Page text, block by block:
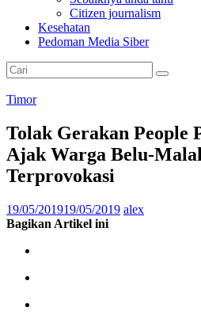
Citizen journalism
Kesehatan
Pedoman Media Siber
Timor
Tolak Gerakan People
Ajak Warga Belu-
Terprovokasi
19/05/201919/05/2019 alex
Bagikan Artikel ini